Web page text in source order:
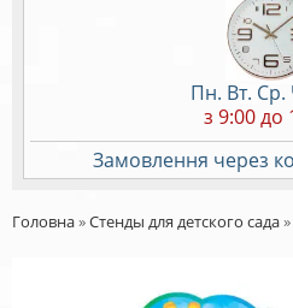
Пн. Вт. Ср.
з 9:00 до
Замовлення через
Головна»Стенды для детского сада»